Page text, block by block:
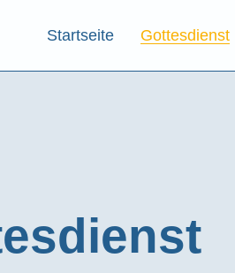
Startseite Gottesdienst